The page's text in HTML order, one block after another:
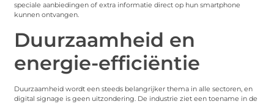
speciale aanbiedingen of extra informatie direct op hun smartphone
kunnen ontvangen.
Duurzaamheid en
energie-efficiëntie
Duurzaamheid wordt een steeds belangrijker thema in alle sectoren, en
digital signage is geen uitzondering. De industrie ziet een toename in de